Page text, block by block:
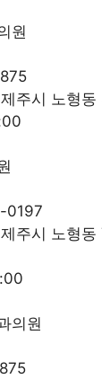
원
주시 노형
0197
주시 노형동
의원